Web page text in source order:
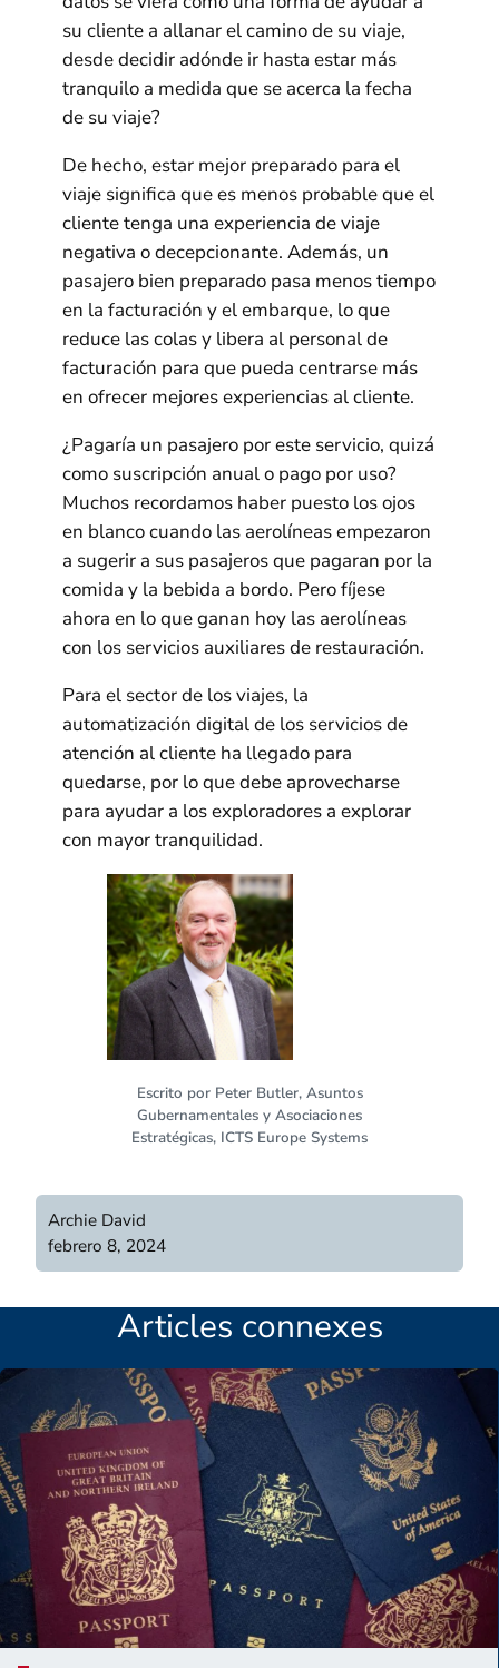
su cliente a allanar el camino de su viaje,
desde decidir adónde ir hasta estar más
tranquilo a medida que se acerca la fecha
de su viaje?
De hecho, estar mejor preparado para el
viaje significa que es menos probable que el
cliente tenga una experiencia de viaje
negativa o decepcionante. Además, un
pasajero bien preparado pasa menos tiempo
en la facturación y el embarque, lo que
reduce las colas y libera al personal de
facturación para que pueda centrarse más
en ofrecer mejores experiencias al cliente.
¿Pagaría un pasajero por este servicio, quizá
como suscripción anual o pago por uso?
Muchos recordamos haber puesto los ojos
en blanco cuando las aerolíneas empezaron
a sugerir a sus pasajeros que pagaran por la
comida y la bebida a bordo. Pero fíjese
ahora en lo que ganan hoy las aerolíneas
con los servicios auxiliares de restauración.
Para el sector de los viajes, la
automatización digital de los servicios de
atención al cliente ha llegado para
quedarse, por lo que debe aprovecharse
para ayudar a los exploradores a explorar
con mayor tranquilidad.
Escrito por Peter Butler, Asuntos
Gubernamentales y Asociaciones
Estratégicas, ICTS Europe Systems
Archie David
febrero 8, 2024
Articles connexes